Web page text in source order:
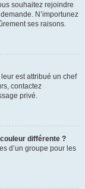
souhaitez rejoindre
N’importunez
ses raisons.
est attribué un chef
contactez
privé.
différente ?
d’un groupe pour les